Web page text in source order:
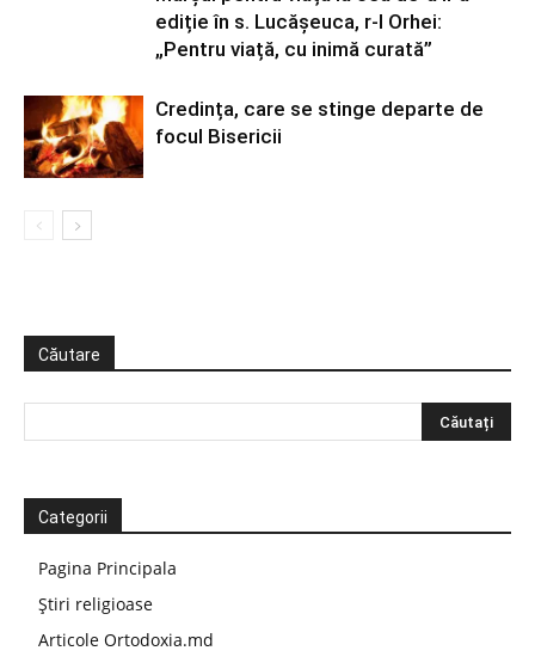
ediție în s. Lucășeuca, r-l Orhei:
„Pentru viață, cu inimă curată”
Credința, care se stinge departe de
focul Bisericii
Căutare
Categorii
Pagina Principala
Știri religioase
Articole Ortodoxia.md